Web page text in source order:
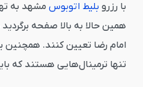
با رزرو بلیط اتوبوس
همین حالا به بالا صفحه
امام رضا تعیین کنند. همچنین
تنها ترمینال‌هایی هستند که